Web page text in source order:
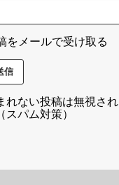
をメールで受け取る
れない投稿は無視さ
スパム対策）